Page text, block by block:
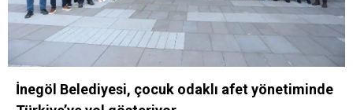
İnegöl Belediyesi, çocuk odaklı afet yönetiminde